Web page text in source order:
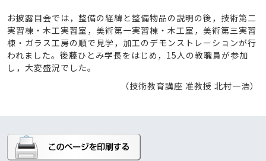
お披露目会では，整備の経緯と整備物品の説明の後，技術第二
実習棟・木工実習室，美術第一実習棟・木工室，美術第三実習
棟・ガラス工房の順で見学，加工のデモンストレーションが行
われました。後藤ひとみ学長をはじめ，15人の教職員が参加
し，大変盛況でした。
（技術教育講座 准教授 北村一浩）